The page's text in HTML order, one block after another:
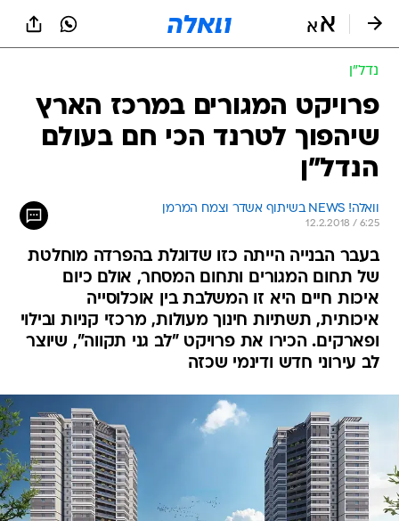
נדל״ן
פרויקט המגורים במרכז הארץ
שיהפוך לטרנד הכי חם בעולם
הנדל"ן
וואלה! NEWS בשיתוף אשדר וצמח המרמן
12.2.2018 / 6:25
בעבר הבנייה הייתה כזו שדוגלת בהפרדה מוחלטת
של תחום המגורים ותחום המסחר, אולם כיום
איכות חיים היא זו המשלבת בין אוכלוסייה
איכותית, תשתיות חינוך מעולות, מרכזי קניות ובילוי
ופארקים. הכירו את פרויקט "לב גני תקווה", שיוצר
לב עירוני חדש ודינמי שכזה